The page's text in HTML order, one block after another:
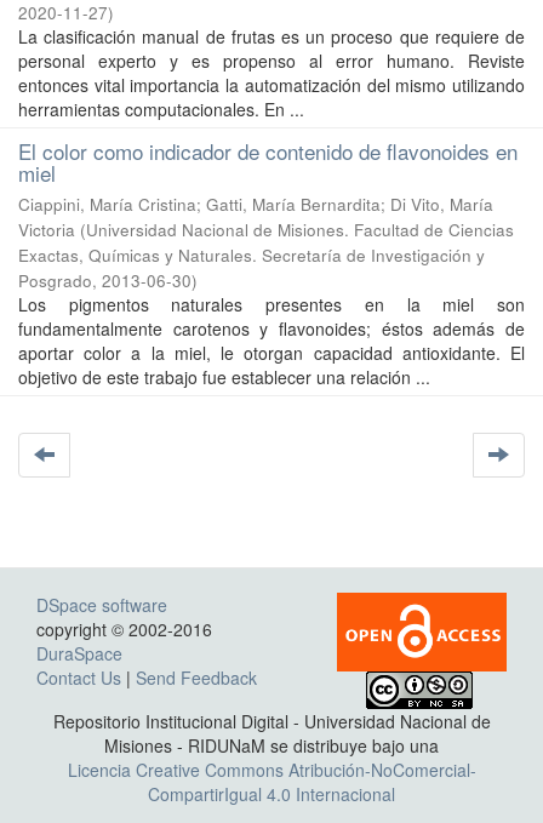
2020-11-27)
La clasificación manual de frutas es un proceso que requiere de
personal experto y es propenso al error humano. Reviste
entonces vital importancia la automatización del mismo utilizando
herramientas computacionales. En ...
El color como indicador de contenido de flavonoides en
miel
Ciappini, María Cristina; Gatti, María Bernardita; Di Vito, María
Victoria (Universidad Nacional de Misiones. Facultad de Ciencias
Exactas, Químicas y Naturales. Secretaría de Investigación y
Posgrado, 2013-06-30)
Los pigmentos naturales presentes en la miel son
fundamentalmente carotenos y flavonoides; éstos además de
aportar color a la miel, le otorgan capacidad antioxidante. El
objetivo de este trabajo fue establecer una relación ...
DSpace software
copyright © 2002-2016
DuraSpace
Contact Us | Send Feedback
Repositorio Institucional Digital - Universidad Nacional de
Misiones - RIDUNaM se distribuye bajo una
Licencia Creative Commons Atribución-NoComercial-
CompartirIgual 4.0 Internacional